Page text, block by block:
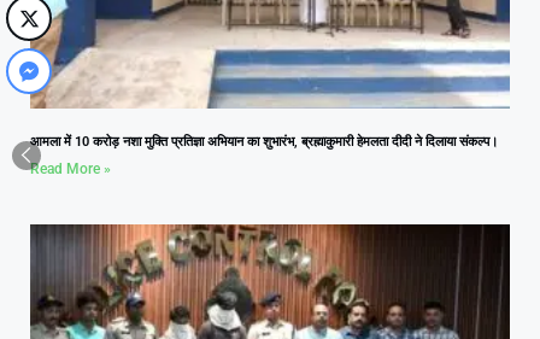
आमला में 10 करोड़ नशा मुक्ति प्रतिज्ञा अभियान का शुभारंभ, ब्रह्माकुमारी हेमलता दीदी ने दिलाया संकल्प।
Read More »